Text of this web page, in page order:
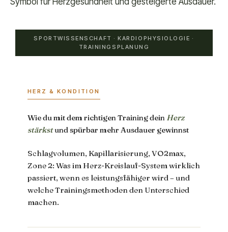
SPORTWISSENSCHAFT · KARDIOPHYSIOLOGIE ·
TRAININGSPLANUNG
HERZ & KONDITION
Wie du mit dem richtigen Training dein Herz
stärkstund spürbar mehr Ausdauer gewinnst
Schlagvolumen, Kapillarisierung, VO2max,
Zone 2: Was im Herz-Kreislauf-System wirklich
passiert, wenn es leistungsfähiger wird – und
welche Trainingsmethoden den Unterschied
machen.